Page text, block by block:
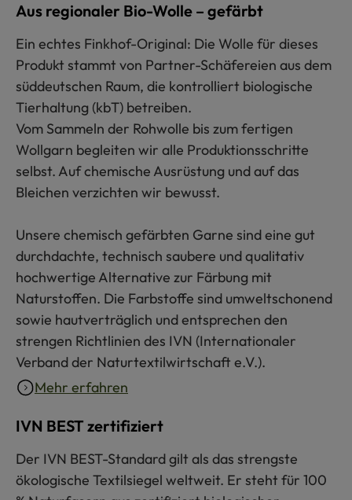
Aus regionaler Bio-Wolle – gefärbt
Ein echtes Finkhof-Original: Die Wolle für dieses
Produkt stammt von Partner-Schäfereien aus dem
süddeutschen Raum, die kontrolliert biologische
Tierhaltung (kbT) betreiben.
Vom Sammeln der Rohwolle bis zum fertigen
Wollgarn begleiten wir alle Produktionsschritte
selbst. Auf chemische Ausrüstung und auf das
Bleichen verzichten wir bewusst.
Unsere chemisch gefärbten Garne sind eine gut
durchdachte, technisch saubere und qualitativ
hochwertige Alternative zur Färbung mit
Naturstoffen. Die Farbstoffe sind umweltschonend
sowie hautverträglich und entsprechen den
strengen Richtlinien des IVN (Internationaler
Verband der Naturtextilwirtschaft e.V.).
Mehr erfahren
IVN BEST zertifiziert
Der IVN BEST-Standard gilt als das strengste
ökologische Textilsiegel weltweit. Er steht für 100